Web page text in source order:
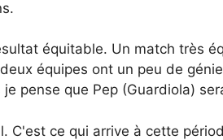
équitable. Un match très
équipes ont un peu de
pense que Pep (Guardiola)
C'est ce qui arrive à cette